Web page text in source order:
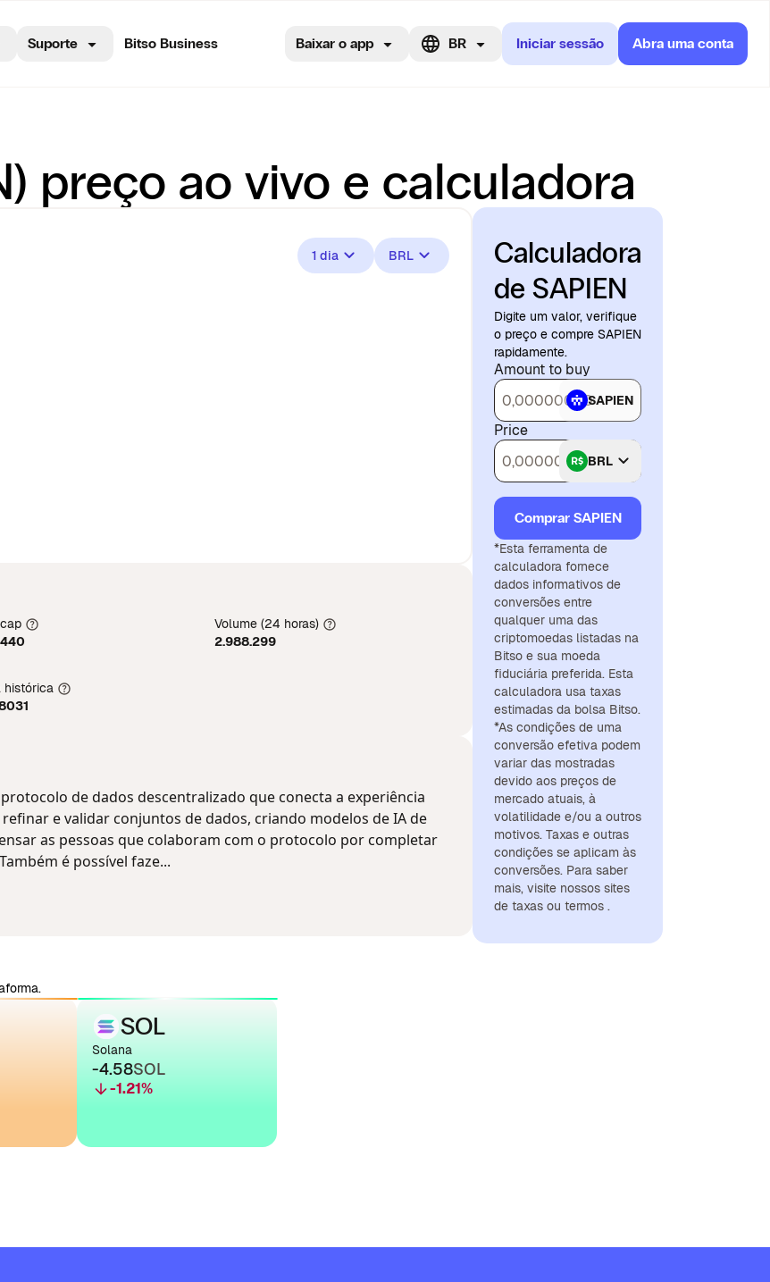
Suporte Bitso Business Baixar o app BR Iniciar sessão Abra uma conta
preço ao vivo e calculadora
1 dia BRL
Volume (24 horas)
2.988.299
histórica
de dados descentralizado que conecta a experiência
e validar conjuntos de dados, criando modelos de IA de
as pessoas que colaboram com o protocolo por completar
é possível faze...
Calculadora
de SAPIEN
Digite um valor, verifique
o preço e compre SAPIEN
rapidamente.
Amount to buy
SAPIEN
Price
BRL
Comprar SAPIEN
*Esta ferramenta de
calculadora fornece
dados informativos de
conversões entre
qualquer uma das
criptomoedas listadas na
Bitso e sua moeda
fiduciária preferida. Esta
calculadora usa taxas
estimadas da bolsa Bitso.
*As condições de uma
conversão efetiva podem
variar das mostradas
devido aos preços de
mercado atuais, à
volatilidade e/ou a outros
motivos. Taxas e outras
condições se aplicam às
conversões. Para saber
mais, visite nossos sites
de taxas ou termos .
SOL
Solana
-4.58SOL
-1.21%